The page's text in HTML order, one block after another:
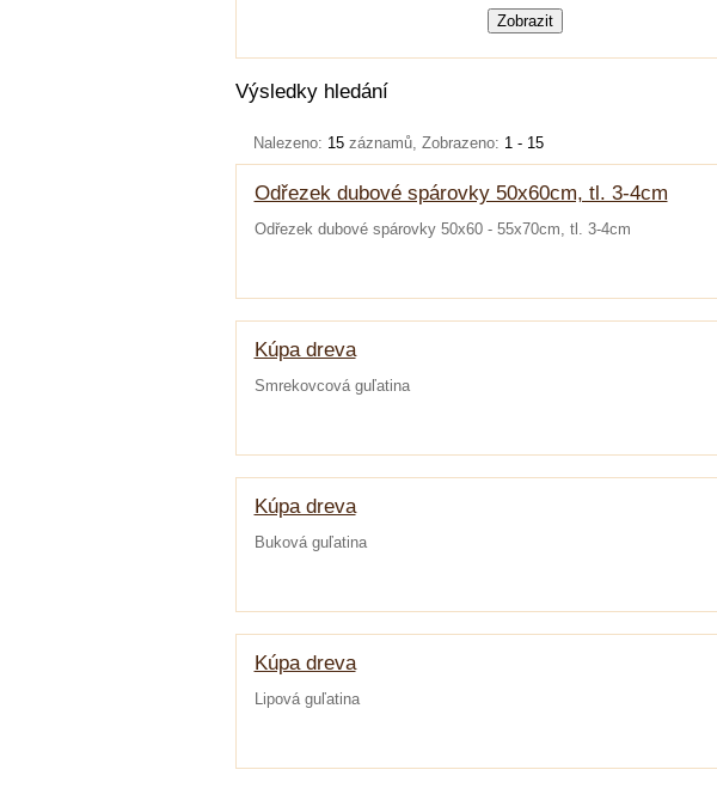
Zobrazit
Výsledky hledání
Nalezeno: 15 záznamů, Zobrazeno: 1 - 15
Odřezek dubové spárovky 50x60cm, tl. 3-4cm
Odřezek dubové spárovky 50x60 - 55x70cm, tl. 3-4cm
Kúpa dreva
Smrekovcová guľatina
Kúpa dreva
Buková guľatina
Kúpa dreva
Lipová guľatina